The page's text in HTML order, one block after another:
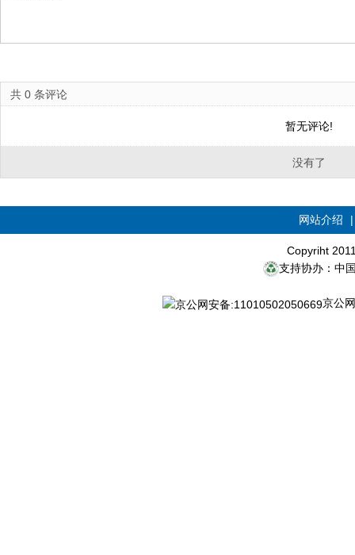
共 0 条评论
暂无评论!
没有了
网站介绍
Copyriht
支持协办：中
京公